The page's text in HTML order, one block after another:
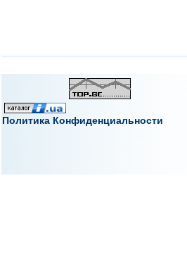
Политика Конфиденциальности